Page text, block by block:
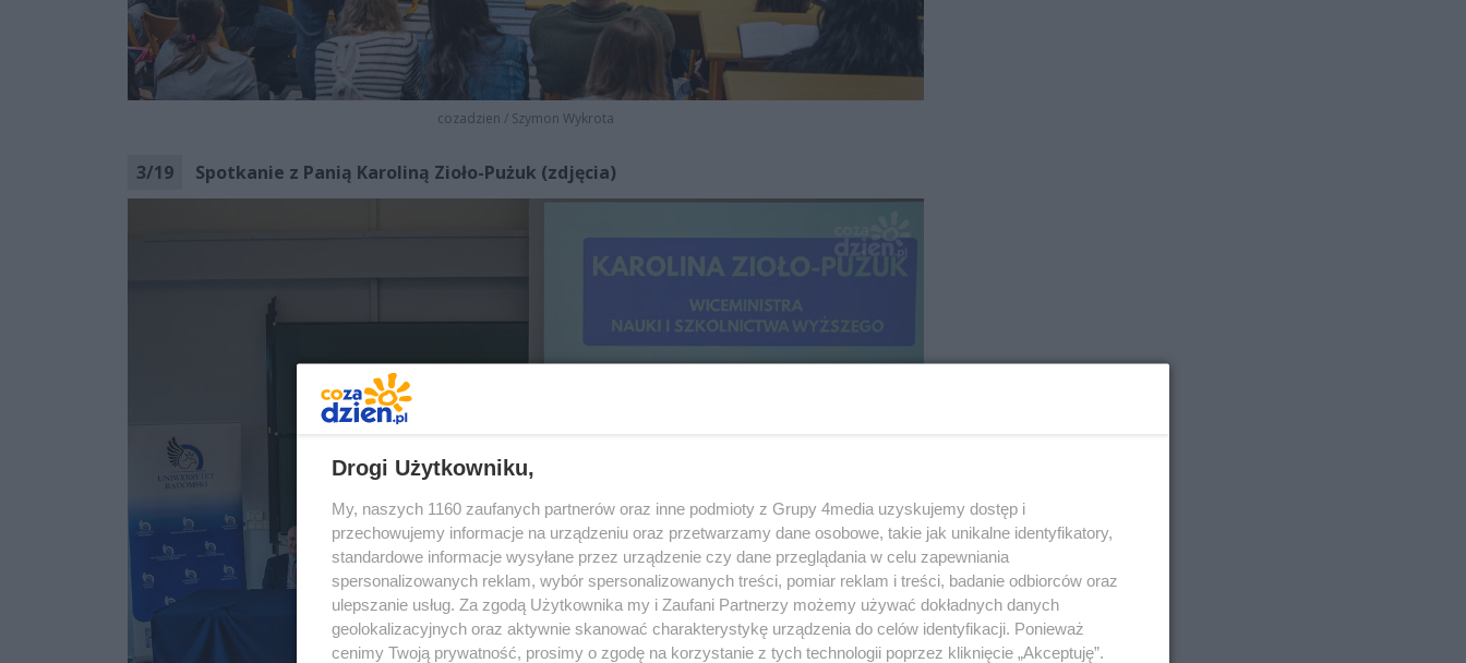
cozadzien / Szymon Wykrota
3/19 Spotkanie z Panią Karoliną Zioło-Pużuk (zdjęcia)
Drogi Użytkowniku,
My, naszych 1160 zaufanych partnerów oraz inne podmioty z Grupy 4media uzyskujemy dostęp i
przechowujemy informacje na urządzeniu oraz przetwarzamy dane osobowe, takie jak unikalne identyfikatory,
standardowe informacje wysyłane przez urządzenie czy dane przeglądania w celu zapewniania
spersonalizowanych reklam, wybór spersonalizowanych treści, pomiar reklam i treści, badanie odbiorców oraz
ulepszanie usług. Za zgodą Użytkownika my i Zaufani Partnerzy możemy używać dokładnych danych
geolokalizacyjnych oraz aktywnie skanować charakterystykę urządzenia do celów identyfikacji. Ponieważ
cenimy Twoją prywatność, prosimy o zgodę na korzystanie z tych technologii poprzez kliknięcie „Akceptuję”.